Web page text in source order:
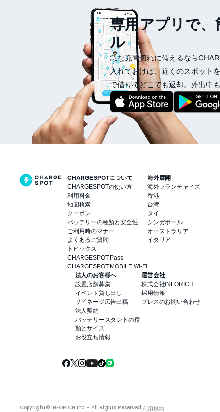
専用アプリで、
ル
急な充電切れに備えるなら
入れておけば、近くのスポット
で借りてどこでも返却。外出中
CHARGESPOTについて
CHARGESPOTの使い方
利用料金
地図検索
クーポン
バッテリーの種類と安全性
ご利用時のマナー
よくあるご質問
トピックス
CHARGESPOT Pass
CHARGESPOT MOBILE Wi-Fi
海外展開
海外フランチャイズ
香港
台湾
タイ
シンガポール
オーストラリア
イタリア
法人のお客様へ
設置店舗募集
イベント貸し出し
サイネージ広告出稿
法人契約
バッテリースタンドの種
類とサイズ
お役立ち情報
運営会社
株式会社INFORICH
採用情報
プレスのお問い合わせ
Copyright© INFORICH Inc. - All Rights Reserved.利用規約